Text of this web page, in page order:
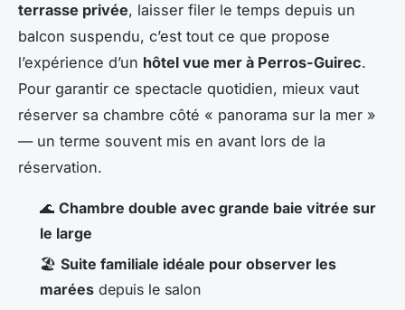
terrasse privée, laisser filer le temps depuis un
balcon suspendu, c’est tout ce que propose
l’expérience d’un hôtel vue mer à Perros-Guirec.
Pour garantir ce spectacle quotidien, mieux vaut
réserver sa chambre côté « panorama sur la mer »
— un terme souvent mis en avant lors de la
réservation.
🌊 Chambre double avec grande baie vitrée sur
le large
🏖️ Suite familiale idéale pour observer les
marées depuis le salon